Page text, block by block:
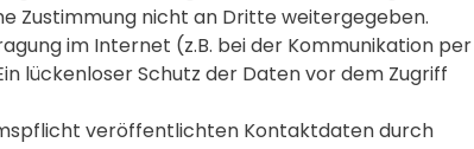
Zustimmung nicht an Dritte weitergegeben.
im Internet (z.B. bei der Kommunikation per
lückenloser Schutz der Daten vor dem Zugriff
veröffentlichten Kontaktdaten durch